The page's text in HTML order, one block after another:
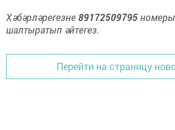
Хәбәрләрегезне89172509795
шалтыратып әйтегез.
Перейти на страницу